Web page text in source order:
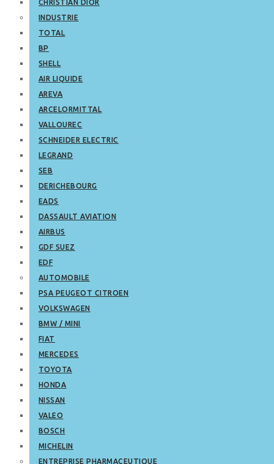
CHRISTIAN DIOR
INDUSTRIE
TOTAL
BP
SHELL
AIR LIQUIDE
AREVA
ARCELORMITTAL
VALLOUREC
SCHNEIDER ELECTRIC
LEGRAND
SEB
DERICHEBOURG
EADS
DASSAULT AVIATION
AIRBUS
GDF SUEZ
EDF
AUTOMOBILE
PSA PEUGEOT CITROEN
VOLKSWAGEN
BMW / MINI
FIAT
MERCEDES
TOYOTA
HONDA
NISSAN
VALEO
BOSCH
MICHELIN
ENTREPRISE PHARMACEUTIQUE